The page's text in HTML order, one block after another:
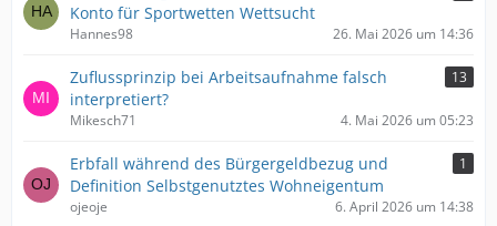
Konto für Sportwetten Wettsucht
Hannes98 26. Mai 2026 um 14:36
Zuflussprinzip bei Arbeitsaufnahme falsch
interpretiert?
13
Mikesch71 4. Mai 2026 um 05:23
Erbfall während des Bürgergeldbezug und
Definition Selbstgenutztes Wohneigentum
1
ojeoje 6. April 2026 um 14:38